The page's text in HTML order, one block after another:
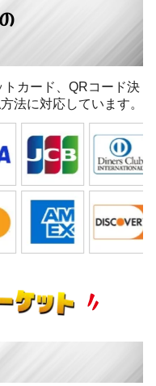
トカード、QRコード決
法に対応しています。